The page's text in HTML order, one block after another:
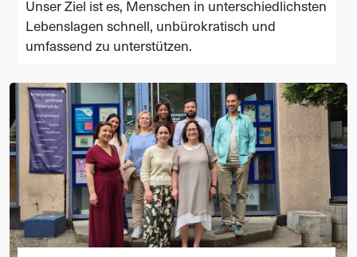
Unser Ziel ist es, Menschen in unterschiedlichsten
Lebenslagen schnell, unbürokratisch und
umfassend zu unterstützen.